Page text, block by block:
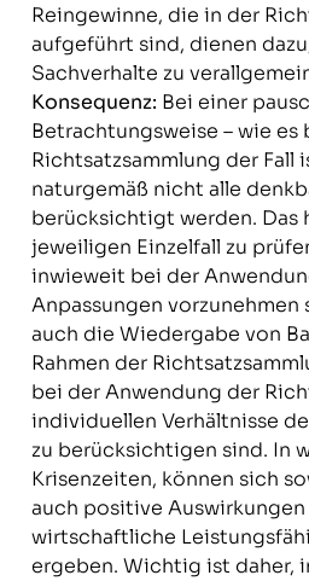
Reingewinne, die in der
aufgeführt sind, dienen
Sachverhalte zu
Konsequenz: Bei einer
Betrachtungsweise – wie es
Richtsatzsammlung der Fall
naturgemäß nicht alle
berücksichtigt werden. Das
jeweiligen Einzelfall zu
inwieweit bei der
Anpassungen
auch die Wiedergabe von
Rahmen der
bei der Anwendung der
individuellen Verhältnisse
zu berücksichtigen sind. In
Krisenzeiten, können sich
auch positive
wirtschaftliche
ergeben. Wichtig ist daher,